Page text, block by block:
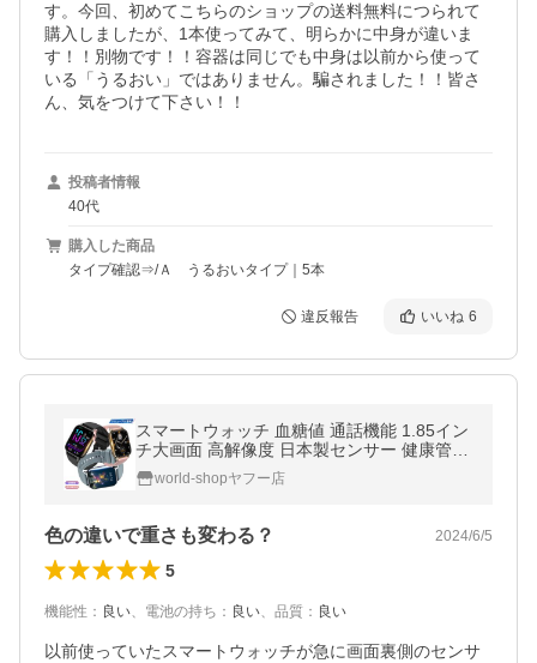
す。今回、初めてこちらのショップの送料無料につられて
購入しましたが、1本使ってみて、明らかに中身が違いま
す！！別物です！！容器は同じでも中身は以前から使って
いる「うるおい」ではありません。騙されました！！皆さ
ん、気をつけて下さい！！
投稿者情報
40代
購入した商品
タイプ確認⇒/Ａ うるおいタイプ｜5本
違反報告 いいね 6
スマートウォッチ 血糖値 通話機能 1.85イン
チ大画面 高解像度 日本製センサー 健康管理
着信通知 メール通知 運動モード 睡眠検測 プ
レゼント 母の日
world-shopヤフー店
色の違いで重さも変わる？ 2024/6/5
5
機能性 ： 良い、 電池の持ち ： 良い、 品質 ： 良い
以前使っていたスマートウォッチが急に画面裏側のセンサ